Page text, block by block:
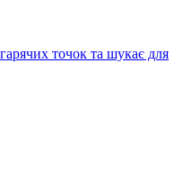
точок та шукає для